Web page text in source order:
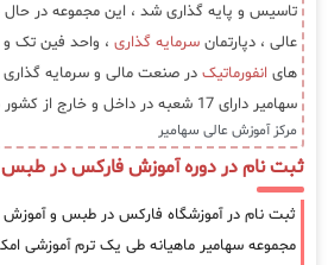
عالی ، دپارتمان سرمایه گذاری ، واحد فین تک
های انفورماتیک در صنعت مالی و سرمایه
سهامیر دارای 17 شعبه در داخل و خارج از کشور میباشد.
مرکز آموزش عالی سهامیر
ثبت نام در دوره آموزش فارکس در طبس
ثبت نام در آموزشگاه فارکس در طبس و آموزش
مجموعه سهامیر ماهیانه طی یک ترم آموزشی